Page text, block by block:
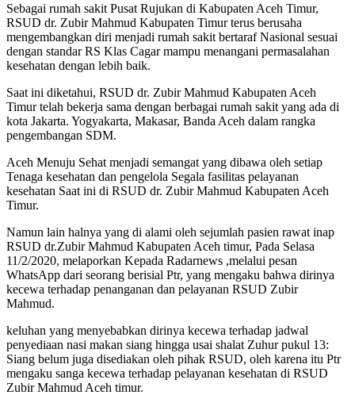
Sebagai rumah sakit Pusat Rujukan di Kabupaten Aceh Timur,
RSUD dr. Zubir Mahmud Kabupaten Timur terus berusaha
mengembangkan diri menjadi rumah sakit bertaraf Nasional sesuai
dengan standar RS Klas Cagar mampu menangani permasalahan
kesehatan dengan lebih baik.
Saat ini diketahui, RSUD dr. Zubir Mahmud Kabupaten Aceh
Timur telah bekerja sama dengan berbagai rumah sakit yang ada di
kota Jakarta. Yogyakarta, Makasar, Banda Aceh dalam rangka
pengembangan SDM.
Aceh Menuju Sehat menjadi semangat yang dibawa oleh setiap
Tenaga kesehatan dan pengelola Segala fasilitas pelayanan
kesehatan Saat ini di RSUD dr. Zubir Mahmud Kabupaten Aceh
Timur.
Namun lain halnya yang di alami oleh sejumlah pasien rawat inap
RSUD dr.Zubir Mahmud Kabupaten Aceh timur, Pada Selasa
11/2/2020, melaporkan Kepada Radarnews ,melalui pesan
WhatsApp dari seorang berisial Ptr, yang mengaku bahwa dirinya
kecewa terhadap penanganan dan pelayanan RSUD Zubir
Mahmud.
keluhan yang menyebabkan dirinya kecewa terhadap jadwal
penyediaan nasi makan siang hingga usai shalat Zuhur pukul 13:
Siang belum juga disediakan oleh pihak RSUD, oleh karena itu Ptr
mengaku sanga kecewa terhadap pelayanan kesehatan di RSUD
Zubir Mahmud Aceh timur.